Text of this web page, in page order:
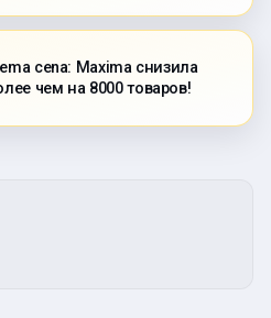
cena: Maxima снизила
чем на 8000 товаров!